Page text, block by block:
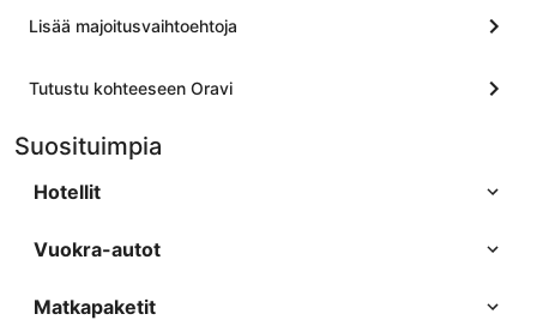
Lisää majoitusvaihtoehtoja
Tutustu kohteeseen Oravi
Suosituimpia
Hotellit
Vuokra-autot
Matkapaketit